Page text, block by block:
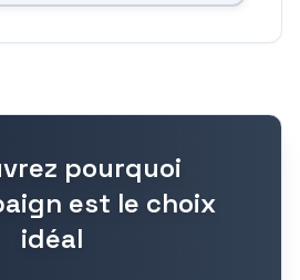
pourquoi
est le choix
idéal